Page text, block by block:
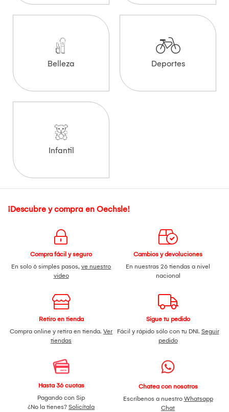
Belleza Deportes
Infantil
¡Descubre y compra en Oechsle!
Compra fácil y seguro
En solo 6 simples pasos, ve nuestro
video
Cambios y devoluciones
En nuestras 26 tiendas a nivel
nacional
Retiro en tienda
Compra online y retira en tienda. Ver
tiendas
Sigue tu pedido
Fácil y rápido sólo con tu DNI. Seguir
pedido
Hasta 36 cuotas
Pagando con Sip
¿No la tienes? Solicítala
Chatea con nosotros
Escríbenos a nuestro Whatsapp
Chat